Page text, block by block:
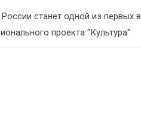
станет одной из первых в
проекта "Культура".